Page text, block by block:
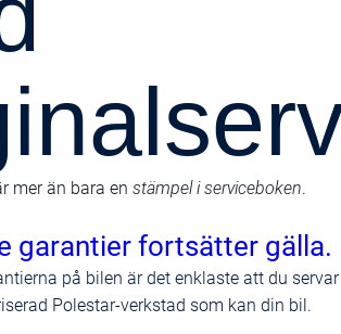
mer än bara en stämpel i serviceboken.
garantier fortsätter gälla.
på bilen är det enklaste att du servar
Polestar-verkstad som kan din bil.